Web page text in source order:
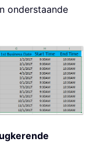
onderstaande